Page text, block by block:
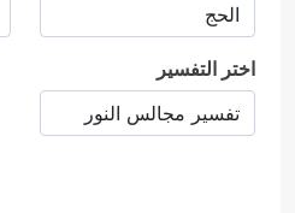
اختر التفسير